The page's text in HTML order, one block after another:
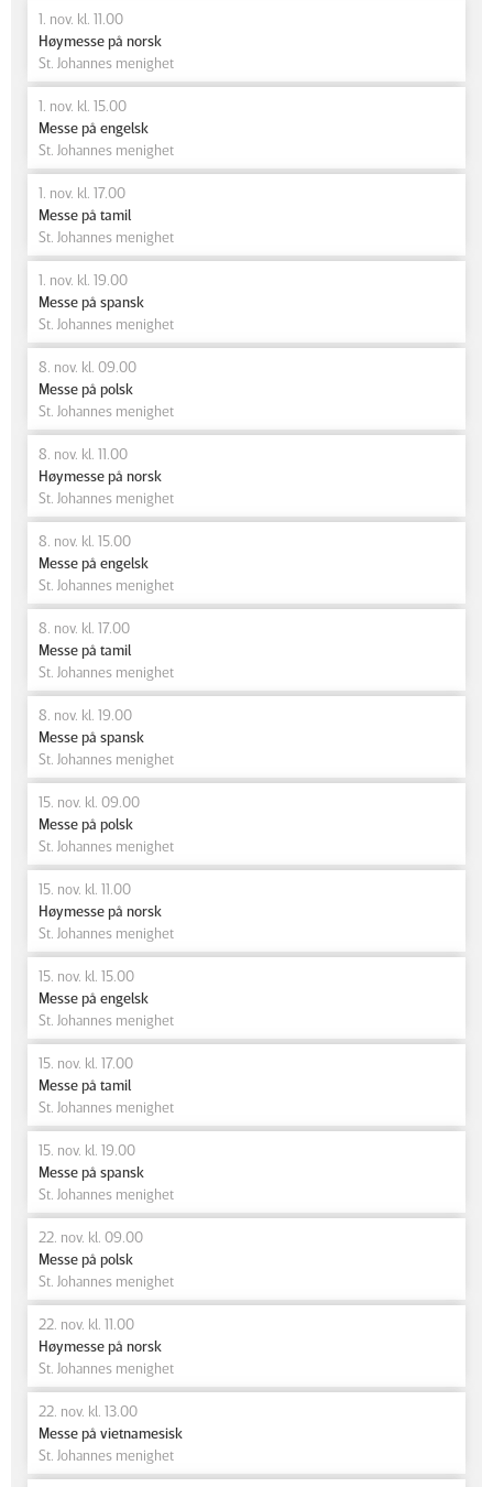
1. nov. kl. 11.00
Høymesse på norsk
St. Johannes menighet
1. nov. kl. 15.00
Messe på engelsk
St. Johannes menighet
1. nov. kl. 17.00
Messe på tamil
St. Johannes menighet
1. nov. kl. 19.00
Messe på spansk
St. Johannes menighet
8. nov. kl. 09.00
Messe på polsk
St. Johannes menighet
8. nov. kl. 11.00
Høymesse på norsk
St. Johannes menighet
8. nov. kl. 15.00
Messe på engelsk
St. Johannes menighet
8. nov. kl. 17.00
Messe på tamil
St. Johannes menighet
8. nov. kl. 19.00
Messe på spansk
St. Johannes menighet
15. nov. kl. 09.00
Messe på polsk
St. Johannes menighet
15. nov. kl. 11.00
Høymesse på norsk
St. Johannes menighet
15. nov. kl. 15.00
Messe på engelsk
St. Johannes menighet
15. nov. kl. 17.00
Messe på tamil
St. Johannes menighet
15. nov. kl. 19.00
Messe på spansk
St. Johannes menighet
22. nov. kl. 09.00
Messe på polsk
St. Johannes menighet
22. nov. kl. 11.00
Høymesse på norsk
St. Johannes menighet
22. nov. kl. 13.00
Messe på vietnamesisk
St. Johannes menighet